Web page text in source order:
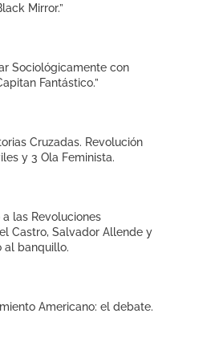
Mirror.”
Sociológicamente con
Fantástico.”
Cruzadas. Revolución
y 3 Ola Feminista.
a las Revoluciones
Castro, Salvador Allende y
al banquillo.
Americano: el debate.